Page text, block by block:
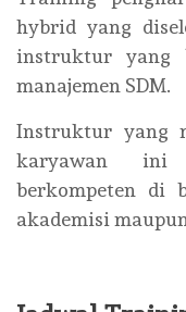
hybrid yang
instruktur yang
manajemen SDM.
Instruktur yang
karyawan ini
berkompeten di
akademisi